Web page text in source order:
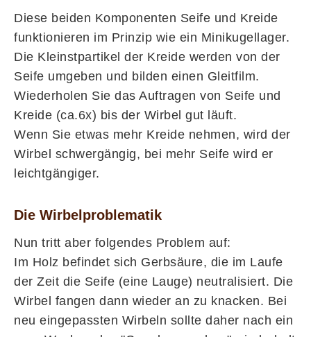
Diese beiden Komponenten Seife und Kreide
funktionieren im Prinzip wie ein Minikugellager.
Die Kleinstpartikel der Kreide werden von der
Seife umgeben und bilden einen Gleitfilm.
Wiederholen Sie das Auftragen von Seife und
Kreide (ca.6x) bis der Wirbel gut läuft.
Wenn Sie etwas mehr Kreide nehmen, wird der
Wirbel schwergängig, bei mehr Seife wird er
leichtgängiger.
Die Wirbelproblematik
Nun tritt aber folgendes Problem auf:
Im Holz befindet sich Gerbsäure, die im Laufe
der Zeit die Seife (eine Lauge) neutralisiert. Die
Wirbel fangen dann wieder an zu knacken. Bei
neu eingepassten Wirbeln sollte daher nach ein